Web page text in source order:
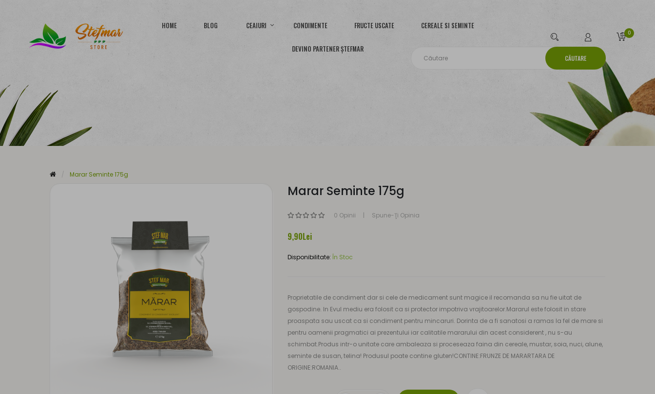
HOME BLOG CEAIURI CONDIMENTE FRUCTE USCATE CEREALE SI SEMINTE
DEVINO PARTENER ȘTEFMAR
CĂUTARE
0
Marar Seminte 175g
Marar Seminte 175g
0 Opinii Spune-Ţi Opinia
9,90Lei
Disponibilitate: În Stoc
Proprietatile de condiment dar si cele de medicament sunt magice il recomanda sa nu fie uitat de
gospodine. In Evul mediu era folosit ca si protector impotriva vrajitoarelor.Mararul este folosit in stare
proaspata sau uscat ca si condiment pentru mincaruri. Dorinta de a fi sanatosi a ramas la fel de mare si
pentru oamenii pragmatici ai prezentului iar calitatile mararului din acest considerent , nu s-au
schimbat.Produs intr-o unitate care ambaleaza si proceseaza faina din cereale, mustar, soia, nuci, alune,
seminte de susan, telina! Produsul poate contine gluten!CONTINE:FRUNZE DE MARARTARA DE
ORIGINE:ROMANIA..